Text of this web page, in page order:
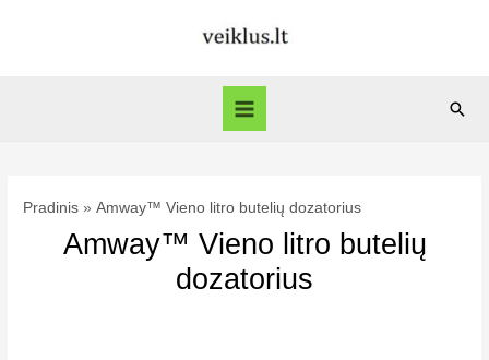
Main
Pradinis Amway™ Vieno litro butelių dozatorius
Amway™ Vieno litro butelių
dozatorius